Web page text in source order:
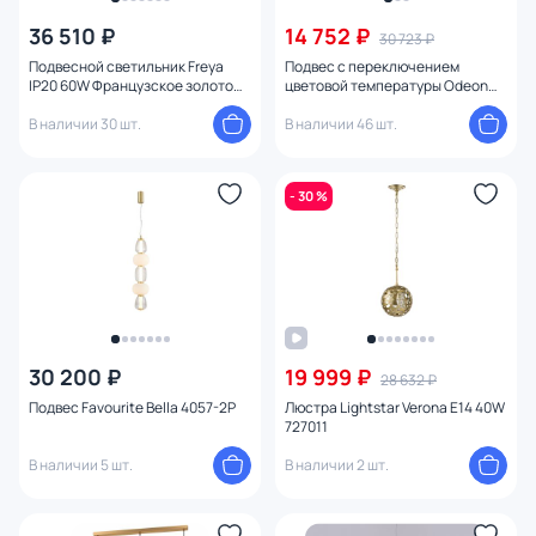
36 510 ₽
Подвесной светильник Freya
IP20 60W Французское золото
В наличии 30 шт.
14 752 ₽ 30 723 ₽
Подвес с переключением
цветовой температуры Odeon
Light BERGI LED 15W 3000-4000-
6000K 5079/15L
В наличии 46 шт.
30 200 ₽
Подвес Favourite Bella 4057-2P
В наличии 5 шт.
- 30 %
19 999 ₽ 28 632 ₽
Люстра Lightstar Verona E14 40W
727011
В наличии 2 шт.
Количество ламп
Вид лампы
Цвет свечения
Тип помещения
Форма